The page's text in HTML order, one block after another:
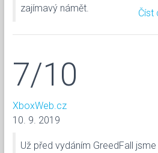
zajímavý námět.
Číst
7/10
XboxWeb.cz
10. 9. 2019
Už před vydáním GreedFall